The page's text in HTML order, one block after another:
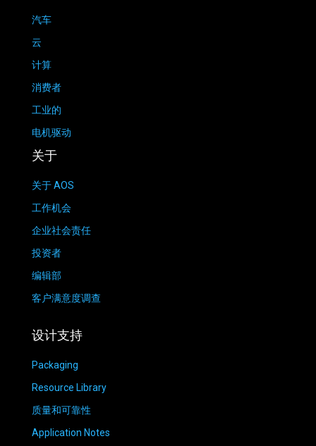
汽车
云
计算
消费者
工业的
电机驱动
关于
关于 AOS
工作机会
企业社会责任
投资者
编辑部
客户满意度调查
设计支持
Packaging
Resource Library
质量和可靠性
Application Notes